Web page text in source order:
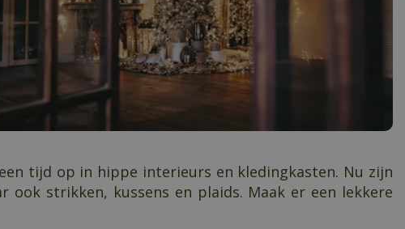
tijd op in hippe interieurs en kledingkasten. Nu zijn
strikken, kussens en plaids. Maak er een lekkere